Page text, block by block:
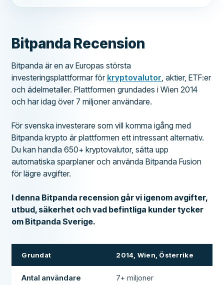
Bitpanda Recension
Bitpanda är en av Europas största
investeringsplattformar för kryptovalutor, aktier, ETF:er
och ädelmetaller. Plattformen grundades i Wien 2014
och har idag över 7 miljoner användare.
För svenska investerare som vill komma igång med
Bitpanda krypto är plattformen ett intressant alternativ.
Du kan handla 650+ kryptovalutor, sätta upp
automatiska sparplaner och använda Bitpanda Fusion
för lägre avgifter.
I denna Bitpanda recension går vi igenom avgifter,
utbud, säkerhet och vad befintliga kunder tycker
om Bitpanda Sverige.
Grundat 2014, Wien, Österrike
Antal användare 7+ miljoner